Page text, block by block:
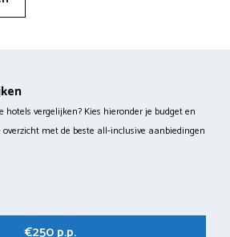
hotels vergelijken? Kies hieronder je budget en
met de beste all-inclusive aanbiedingen
€250 p.p.